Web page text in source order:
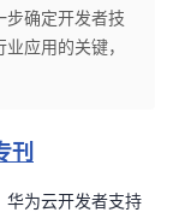
步确定开发者技
应用的关键，
刊
华为云开发者支持